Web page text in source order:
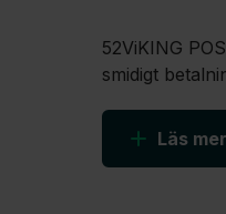
52ViKING
smidigt
Läs mer